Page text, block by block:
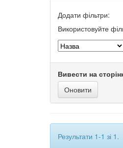
Додати фільтри:
Використовуйте
Вивести на
Результати 1-1 зі 1.